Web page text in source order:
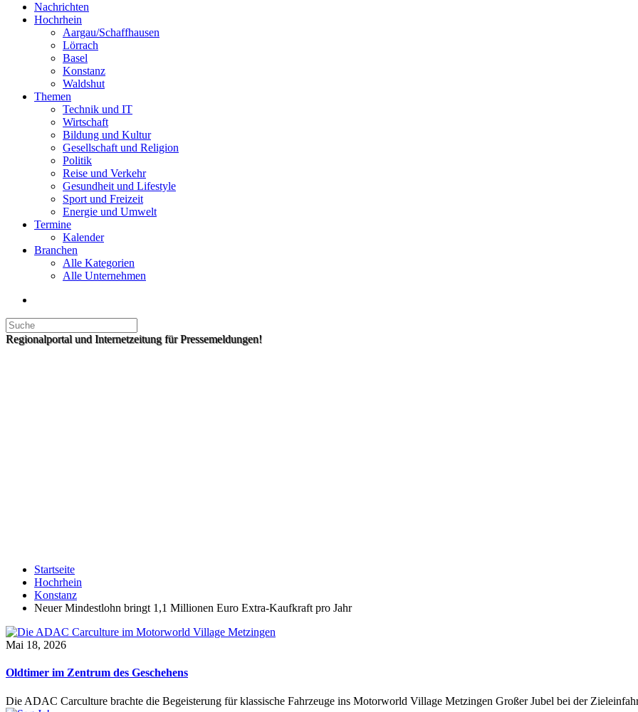
Nachrichten
Hochrhein
Aargau/Schaffhausen
Lörrach
Basel
Konstanz
Waldshut
Themen
Technik und IT
Wirtschaft
Bildung und Kultur
Gesellschaft und Religion
Politik
Reise und Verkehr
Gesundheit und Lifestyle
Sport und Freizeit
Energie und Umwelt
Termine
Kalender
Branchen
Alle Kategorien
Alle Unternehmen
Regionalportal und Internetzeitung für Pressemeldungen!
Startseite
Hochrhein
Konstanz
Neuer Mindestlohn bringt 1,1 Millionen Euro Extra-Kaufkraft pro Jahr
Mai 18, 2026
Oldtimer im Zentrum des Geschehens
Die ADAC Carculture brachte die Begeisterung für klassische Fahrzeuge ins Motorworld Village Metzingen Großer Jubel bei der